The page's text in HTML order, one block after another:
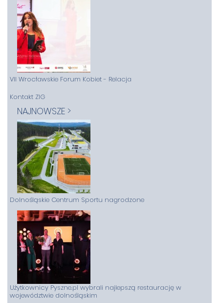
VII Wrocławskie Forum Kobiet - Relacja
Kontakt ZIG
NAJNOWSZE >
Dolnośląskie Centrum Sportu nagrodzone
Użytkownicy Pyszne.pl wybrali najlepszą restaurację w
województwie dolnośląskim